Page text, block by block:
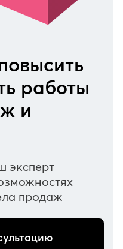
работы
и
эксперт
продаж